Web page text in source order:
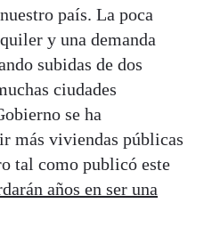
país. La poca
y una demanda
subidas de dos
ciudades
se ha
más viviendas públicas
tal como publicó este
años en ser una